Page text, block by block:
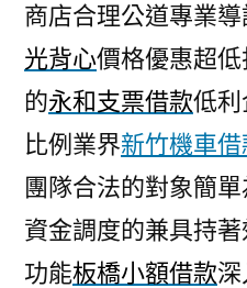
商店合理公道專業
光背心價格優惠超
的永和支票借款低利
比例業界新竹機車借
團隊合法的對象簡
資金調度的兼具持
功能板橋小額借款